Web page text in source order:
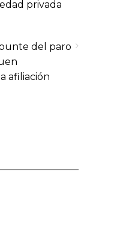
privada
del paro
afiliación